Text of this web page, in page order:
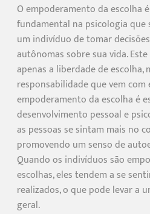
O empoderamento da escolha
fundamental na psicologia que
um indivíduo de tomar
autônomas sobre sua vida.
apenas a liberdade de escolha,
responsabilidade que vem com
empoderamento da escolha é
desenvolvimento pessoal e
as pessoas se sintam mais no
promovendo um senso de
Quando os indivíduos são
escolhas, eles tendem a se
realizados, o que pode levar a
geral.